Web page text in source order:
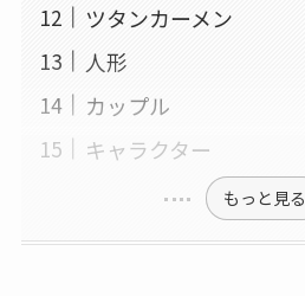
ツタンカーメン
人形
カップル
キャラクター
もっと見る